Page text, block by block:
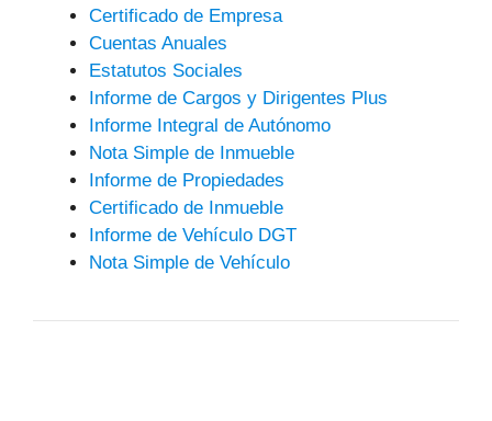
Certificado de Empresa
Cuentas Anuales
Estatutos Sociales
Informe de Cargos y Dirigentes Plus
Informe Integral de Autónomo
Nota Simple de Inmueble
Informe de Propiedades
Certificado de Inmueble
Informe de Vehículo DGT
Nota Simple de Vehículo